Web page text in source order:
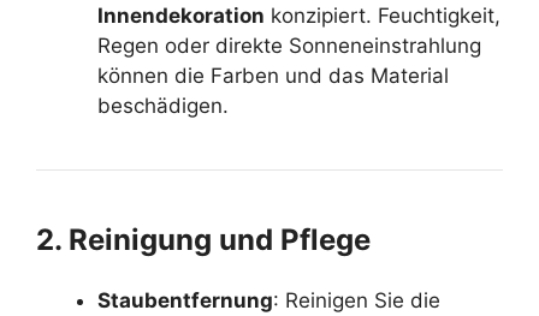
Innendekoration konzipiert. Feuchtigkeit,
Regen oder direkte Sonneneinstrahlung
können die Farben und das Material
beschädigen.
2. Reinigung und Pflege
Staubentfernung: Reinigen Sie die